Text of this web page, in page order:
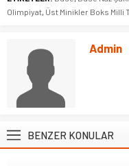
Olimpiyat Üst Minikler Boks Milli
Admin
BENZER KONULAR